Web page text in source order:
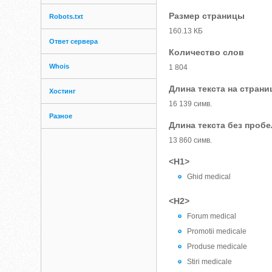
Robots.txt
Ответ сервера
Whois
Хостинг
Разное
Размер страницы
160.13 КБ
Количество слов
1 804
Длина текста на
16 139 симв.
Длина текста без
13 860 симв.
<H1>
Ghid medical
<H2>
Forum medical
Promotii medicale
Produse medicale
Stiri medicale